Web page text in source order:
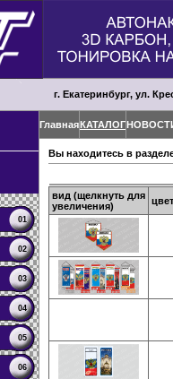
г. Екатеринбург, ул.
01
02
03
04
05
06
ГлавнаяКАТАЛОГ
Вы находитесь в
вид (щелкнуть для
увеличения)
цвет